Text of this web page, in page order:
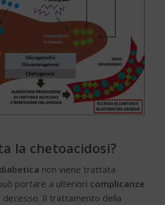
la chetoacidosi?
non viene trattata
portare a ulteriori complicanze
decesso. Il trattamento della